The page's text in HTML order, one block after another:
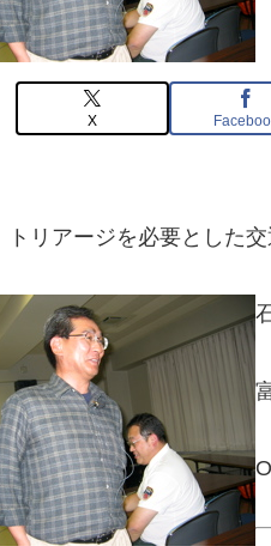
X
リアージを必要とした交